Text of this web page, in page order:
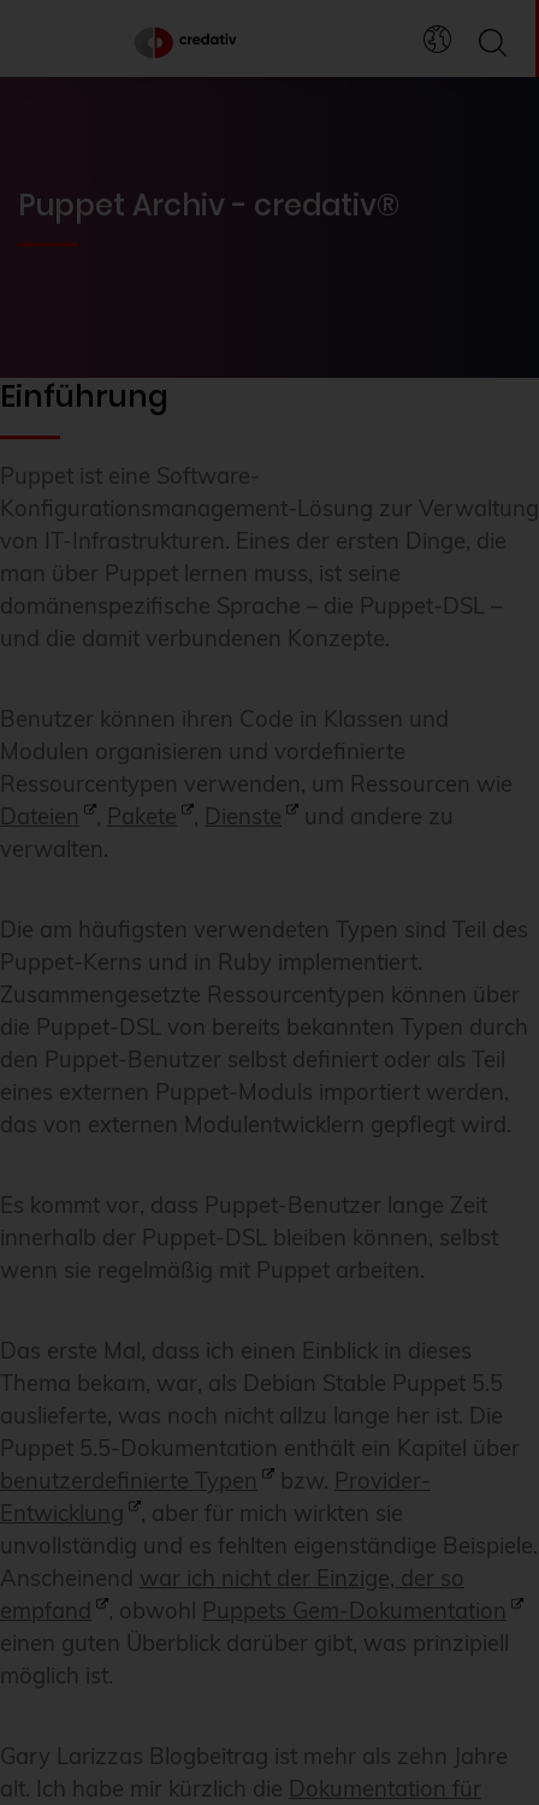
Puppet Archiv - credativ®
Einführung
Puppet ist eine Software-
Konfigurationsmanagement-Lösung zur Verwaltung
von IT-Infrastrukturen. Eines der ersten Dinge, die
man über Puppet lernen muss, ist seine
domänenspezifische Sprache – die Puppet-DSL –
und die damit verbundenen Konzepte.
Benutzer können ihren Code in Klassen und
Modulen organisieren und vordefinierte
Ressourcentypen verwenden, um Ressourcen wie
Dateien
, Pakete , Dienste
und andere zu
verwalten.
Die am häufigsten verwendeten Typen sind Teil des
Puppet-Kerns und in Ruby implementiert.
Zusammengesetzte Ressourcentypen können über
die Puppet-DSL von bereits bekannten Typen durch
den Puppet-Benutzer selbst definiert oder als Teil
eines externen Puppet-Moduls importiert werden,
das von externen Modulentwicklern gepflegt wird.
Es kommt vor, dass Puppet-Benutzer lange Zeit
innerhalb der Puppet-DSL bleiben können, selbst
wenn sie regelmäßig mit Puppet arbeiten.
Das erste Mal, dass ich einen Einblick in dieses
Thema bekam, war, als Debian Stable Puppet 5.5
auslieferte, was noch nicht allzu lange her ist. Die
Puppet 5.5-Dokumentation enthält ein Kapitel über
benutzerdefinierte Typen
bzw. Provider-
Entwicklung
, aber für mich wirkten sie
unvollständig und es fehlten eigenständige Beispiele.
Anscheinend war ich nicht der Einzige, der so
empfand
, obwohl Puppets Gem-Dokumentation
einen guten Überblick darüber gibt, was prinzipiell
möglich ist.
Gary Larizzas Blogbeitrag ist mehr als zehn Jahre
alt. Ich habe mir kürzlich die Dokumentation für